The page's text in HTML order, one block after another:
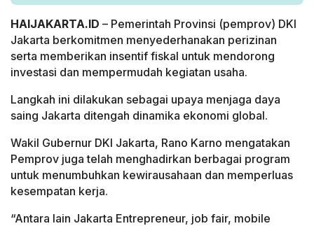
HAIJAKARTA.ID – Pemerintah Provinsi (pemprov) DKI
Jakarta berkomitmen menyederhanakan perizinan
serta memberikan insentif fiskal untuk mendorong
investasi dan mempermudah kegiatan usaha.
Langkah ini dilakukan sebagai upaya menjaga daya
saing Jakarta ditengah dinamika ekonomi global.
Wakil Gubernur DKI Jakarta, Rano Karno mengatakan
Pemprov juga telah menghadirkan berbagai program
untuk menumbuhkan kewirausahaan dan memperluas
kesempatan kerja.
“Antara lain Jakarta Entrepreneur, job fair, mobile